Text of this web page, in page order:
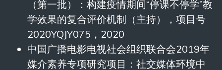
（第一批）：构建疫情期间“停课不停学”教
学效果的复合评价机制（主持），项目号
2020YQJY075，2020
中国广播电影电视社会组织联合会2019年
媒介素养专项研究项目：社交媒体环境中